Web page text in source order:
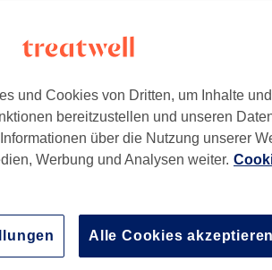
16 €
und Cookies von Dritten, um Inhalte
bereitzustellen und unseren
über die Nutzung unserer
Werbung und Analysen weiter.
Alle Cookies akzeptieren